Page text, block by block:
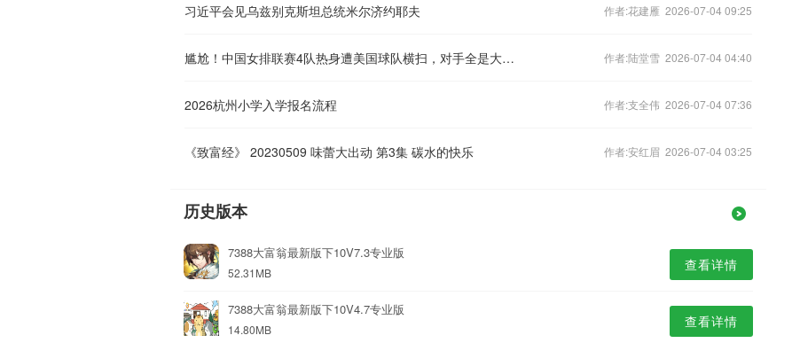
习近平会见乌兹别克斯坦总统米尔济约耶夫 作者:花建雁 2026-07-04 09:25
尴尬！中国女排联赛4队热身遭美国球队横扫，对手全是大学生 作者:陆堂雪 2026-07-04 04:40
2026杭州小学入学报名流程 作者:支全伟 2026-07-04 07:36
《致富经》 20230509 味蕾大出动 第3集 碳水的快乐 作者:安红眉 2026-07-04 03:25
历史版本
7388大富翁最新版下10V7.3专业版
52.31MB 查看详情
7388大富翁最新版下10V4.7专业版
14.80MB 查看详情